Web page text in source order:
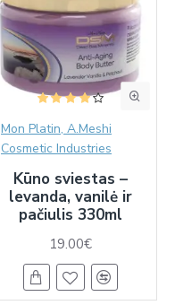
Mon Platin, A.Meshi
Cosmetic Industries
Kūno sviestas –
levanda, vanilė ir
pačiulis 330ml
19.00€